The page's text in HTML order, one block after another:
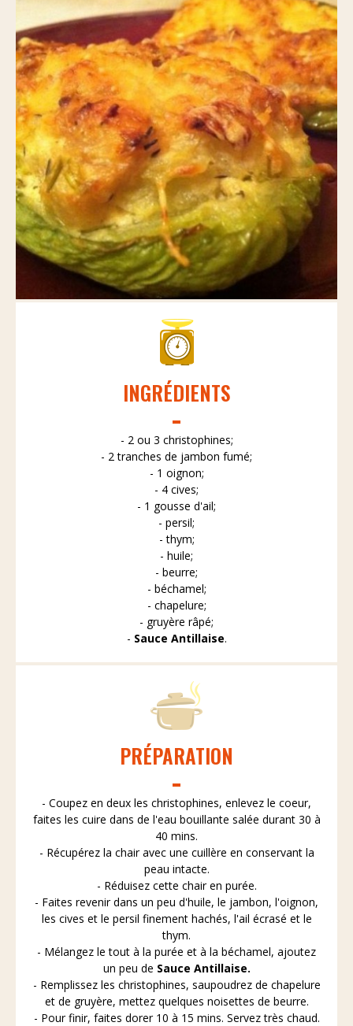
Nos actus pimentées
Pour aller plus loin
POINTS DE VENTE
INGRÉDIENTS
- 2 ou 3 christophines;
- 2 tranches de jambon fumé;
- 1 oignon;
- 4 cives;
- 1 gousse d'ail;
- persil;
- thym;
- huile;
- beurre;
- béchamel;
- chapelure;
- gruyère râpé;
- Sauce Antillaise.
PRÉPARATION
- Coupez en deux les christophines, enlevez le coeur,
faites les cuire dans de l'eau bouillante salée durant 30 à
40 mins.
- Récupérez la chair avec une cuillère en conservant la
peau intacte.
- Réduisez cette chair en purée.
- Faites revenir dans un peu d'huile, le jambon, l'oignon,
les cives et le persil finement hachés, l'ail écrasé et le
thym.
- Mélangez le tout à la purée et à la béchamel, ajoutez
un peu de Sauce Antillaise.
- Remplissez les christophines, saupoudrez de chapelure
et de gruyère, mettez quelques noisettes de beurre.
- Pour finir, faites dorer 10 à 15 mins. Servez très chaud.